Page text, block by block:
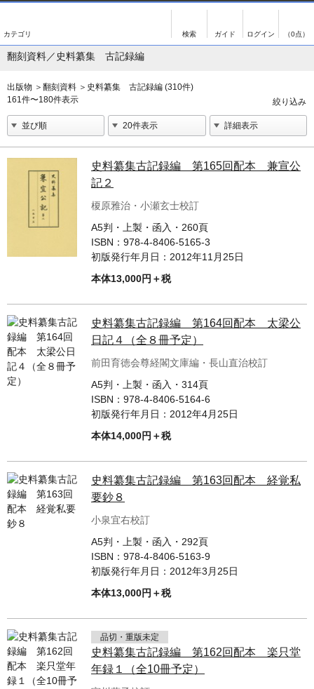
（0点）
出版物
影印資料
翻刻資料
演劇資料
文学全集
近代雑誌複刻資料
単行本◆文学
単行本◆日本語史
単行本◆美術
Ｗｅｂ版
古書
書誌学・目録
言語学
国語学
国文学
国文学（近代）
古典芸能
古書目録
画像がある商品のみ検索
翻刻資料／史料纂集 古記録編
出版物 ＞ 翻刻資料 ＞ 史料纂集 古記録編 (310件)
161件〜180件表示
史料纂集古記録編 第165回配本 兼宣公
記２
榎原雅治・小瀬玄士校訂
A5判・上製・函入・260頁
ISBN： 978-4-8406-5165-3
初版発行年月日： 2012年11月25日
本体13,000円＋税
史料纂集古記録編 第164回配本 太梁公
日記４（全８冊予定）
前田育徳会尊経閣文庫編・長山直治校訂
A5判・上製・函入・314頁
ISBN： 978-4-8406-5164-6
初版発行年月日： 2012年4月25日
本体14,000円＋税
史料纂集古記録編 第163回配本 経覚私
要鈔８
小泉宜右校訂
A5判・上製・函入・292頁
ISBN： 978-4-8406-5163-9
初版発行年月日： 2012年3月25日
本体13,000円＋税
品切・重版未定
史料纂集古記録編 第162回配本 楽只堂
年録１（全10冊予定）